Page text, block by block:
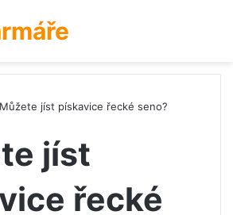
Můžete jíst pískavice řecké seno?
jíst
řecké